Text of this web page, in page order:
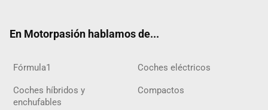
En Motorpasión hablamos de...
Fórmula1 Coches eléctricos
Coches híbridos y
enchufables
Compactos